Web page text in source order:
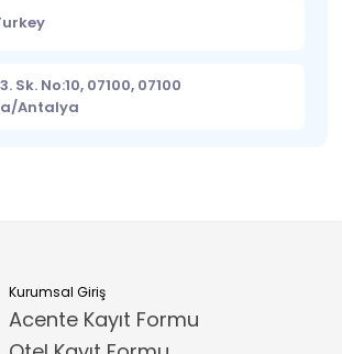
Sk. No:10, 07100, 07100
Antalya
Kurumsal Giriş
Acente Kayıt Formu